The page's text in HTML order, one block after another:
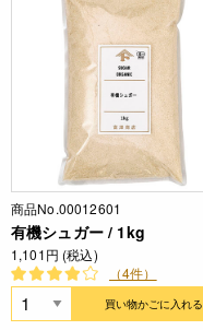
商品No.00012601
有機シュガー / 1kg
1,101円 (税込)
（4件）
買い物かごに入れる